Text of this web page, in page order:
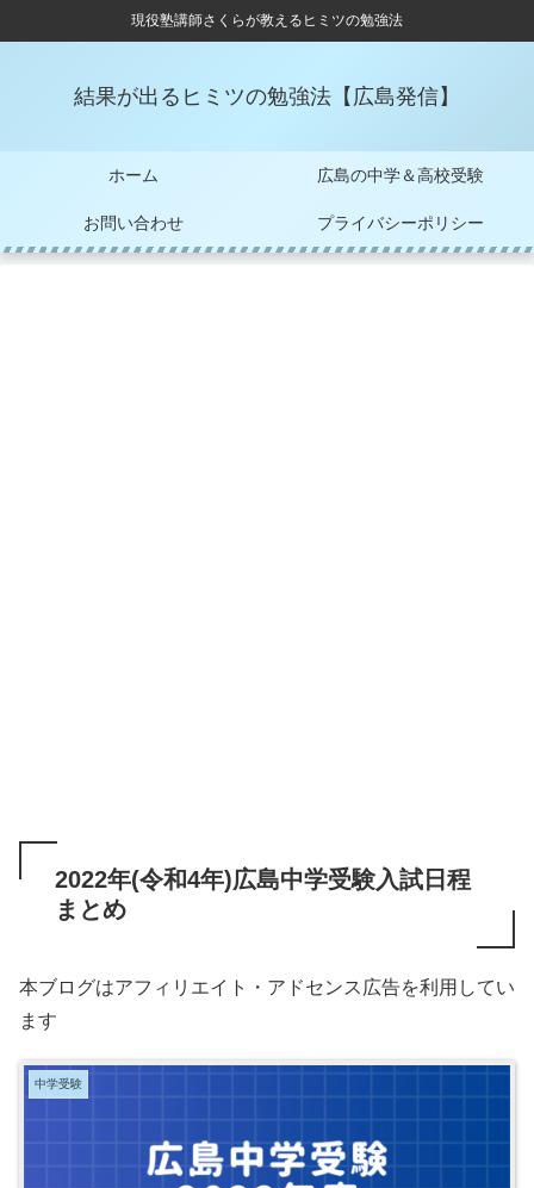
現役塾講師さくらが教えるヒミツの勉強法
結果が出るヒミツの勉強法【広島発信】
ホーム 広島の中学＆高校受験
お問い合わせ プライバシーポリシー
2022年(令和4年)広島中学受験入試日程
まとめ
本ブログはアフィリエイト・アドセンス広告を利用してい
ます
中学受験